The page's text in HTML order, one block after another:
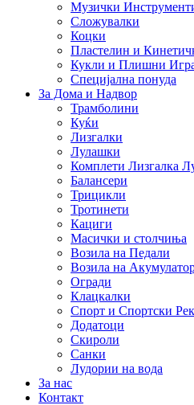
Музички
Сложувалки
Коцки
Пластелин и
Кукли и Плишни
Специјална понуда
За Дома и Надвор
Трамболини
Куќи
Лизгалки
Лулашки
Комплети Лизгалка
Балансери
Трицикли
Тротинети
Кациги
Mасички и столчиња
Возила на Педали
Возила на
Огради
Клацкалки
Спорт и Спортски
Додатоци
Скироли
Санки
Лудории на вода
За нас
Контакт